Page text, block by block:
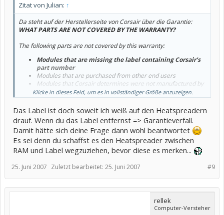
Zitat von Julian: ↑
Da steht auf der Herstellerseite von Corsair über die Garantie:
WHAT PARTS ARE NOT COVERED BY THE WARRANTY?
The following parts are not covered by this warranty:
Modules that are missing the label containing Corsair’s
part number
Modules that are purchased from other end users
Modules that Corsair determines were not manufactured by
Corsair, i.e., counterfeit Corsair modules
Klicke in dieses Feld, um es in vollständiger Größe anzuzeigen.
Das Label ist doch soweit ich weiß auf den Heatspreadern
drauf. Wenn du das Label entfernst => Garantieverfall.
Damit hätte sich deine Frage dann wohl beantwortet
Es sei denn du schaffst es den Heatspreader zwischen
RAM und Label wegzuziehen, bevor diese es merken...
#9
25. Juni 2007 Zuletzt bearbeitet: 25. Juni 2007
rellek
Computer-Versteher